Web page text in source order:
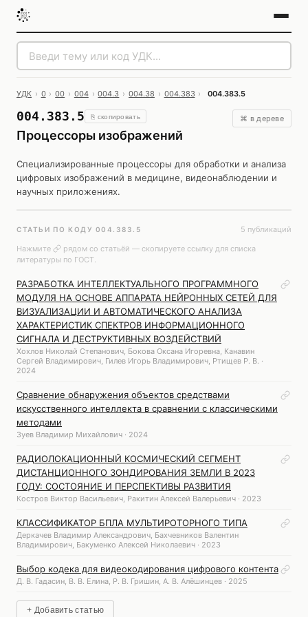
УДК › 0 › 00 › 004 › 004.3 › 004.38 › 004.383 › 004.383.5
004.383.5 ⎘ скопировать
Процессоры изображений
⌘ в дереве
Специализированные процессоры для обработки и анализа
цифровых изображений в медицине, видеонаблюдении и
научных приложениях.
СТАТЬИ ПО КОДУ 004.383.5
5 публикаций
Нажмите
рядом со статьёй — скопируете ссылку для списка
литературы по ГОСТ.
РАЗРАБОТКА ИНТЕЛЛЕКТУАЛЬНОГО ПРОГРАММНОГО
МОДУЛЯ НА ОСНОВЕ АППАРАТА НЕЙРОННЫХ СЕТЕЙ ДЛЯ
ВИЗУАЛИЗАЦИИ И АВТОМАТИЧЕСКОГО АНАЛИЗА
ХАРАКТЕРИСТИК СПЕКТРОВ ИНФОРМАЦИОННОГО
СИГНАЛА И ДЕСТРУКТИВНЫХ ВОЗДЕЙСТВИЙ
Хохлов Николай Степанович, Бокова Оксана Игоревна, Канавин
Сергей Владимирович, Гилев Игорь Владимирович, Ртищев Р. В. ·
2024
Сравнение обнаружения объектов средствами
искусственного интеллекта в сравнении с классическими
методами
Зуев Владимир Михайлович · 2024
РАДИОЛОКАЦИОННЫЙ КОСМИЧЕСКИЙ СЕГМЕНТ
ДИСТАНЦИОННОГО ЗОНДИРОВАНИЯ ЗЕМЛИ В 2023
ГОДУ: СОСТОЯНИЕ И ПЕРСПЕКТИВЫ РАЗВИТИЯ
Костров Виктор Васильевич, Ракитин Алексей Валерьевич · 2023
КЛАССИФИКАТОР БПЛА МУЛЬТИРОТОРНОГО ТИПА
Деркачев Владимир Александрович, Бахчевников Валентин
Владимирович, Бакуменко Алексей Николаевич · 2023
Выбор кодека для видеокодирования цифрового контента
Д. В. Гадасин, В. В. Елина, Р. В. Гришин, А. В. Алёшинцев · 2025
+ Добавить статью